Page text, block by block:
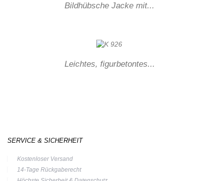
Bildhübsche Jacke mit...
Leichtes, figurbetontes...
SERVICE & SICHERHEIT
Kostenloser Versand
14-Tage Rückgaberecht